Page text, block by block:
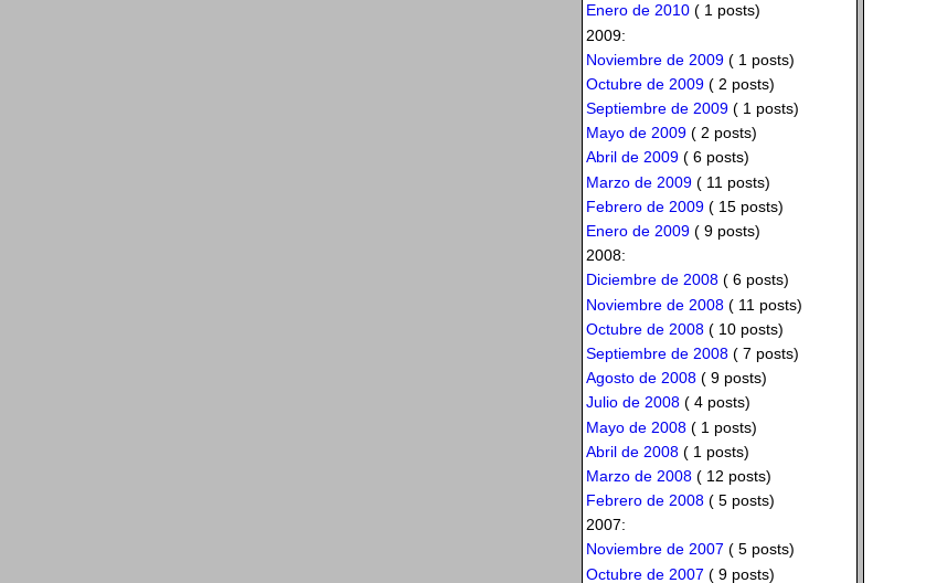
Enero de 2010( 1 posts)
2009:
Noviembre de 2009( 1 posts)
Octubre de 2009( 2 posts)
Septiembre de 2009( 1 posts)
Mayo de 2009( 2 posts)
Abril de 2009( 6 posts)
Marzo de 2009( 11 posts)
Febrero de 2009( 15 posts)
Enero de 2009( 9 posts)
2008:
Diciembre de 2008( 6 posts)
Noviembre de 2008( 11 posts)
Octubre de 2008( 10 posts)
Septiembre de 2008( 7 posts)
Agosto de 2008( 9 posts)
Julio de 2008( 4 posts)
Mayo de 2008( 1 posts)
Abril de 2008( 1 posts)
Marzo de 2008( 12 posts)
Febrero de 2008( 5 posts)
2007:
Noviembre de 2007 ( 5 posts)
Octubre de 2007 ( 9 posts)